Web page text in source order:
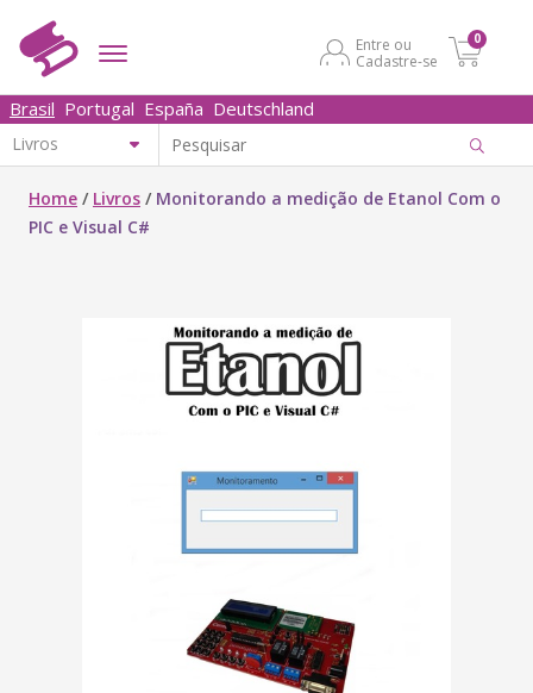
Entre ou
Cadastre-se
0
Brasil Portugal España Deutschland
Home / Livros / Monitorando a medição de Etanol Com o
PIC e Visual C#